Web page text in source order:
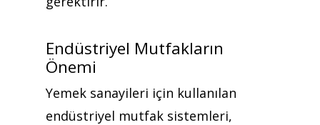
Endüstriyel Mutfakların
Önemi
Yemek sanayileri için kullanılan
endüstriyel mutfak sistemleri,